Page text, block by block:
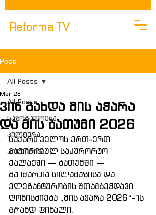
Reforma TV
Post
All Posts
საზოგადოება
კულტურა
Პოლიტიკა
All Posts
ვინ გახდა მის აჭარა
და მის ბათუმი 2026
Mar 28
საქართველოს ერთ-ერთ
გამორჩეულ საკურორტო
ქალაქში — ბათუმში —
გაიმართა სილამაზისა და
ელეგანტურობის შთამბეჭდავი
ღონისძიება „მის აჭარა 2026“-ის
გრანდ ფინალი.